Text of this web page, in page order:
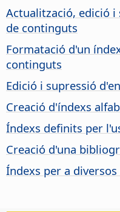
Actualització, edició
de continguts
Formatació d'un
continguts
Edició i supressió
Creació d'índexs
Índexs definits per
Creació d'una
Índexs per a